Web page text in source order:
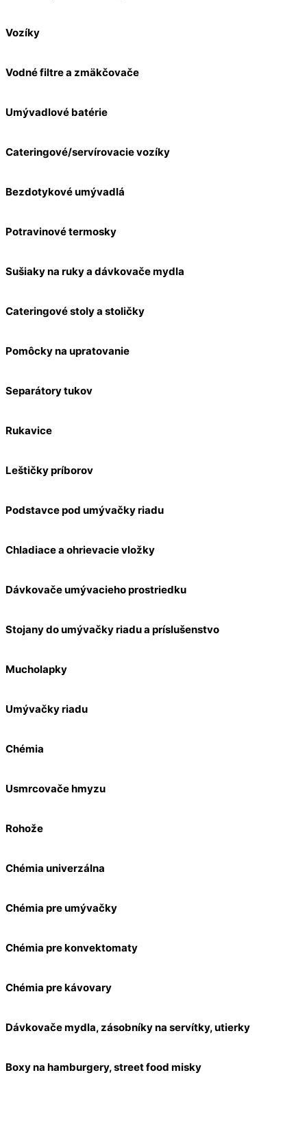
Vozíky
Vodné filtre a zmäkčovače
Umývadlové batérie
Cateringové/servírovacie vozíky
Bezdotykové umývadlá
Potravinové termosky
Sušiaky na ruky a dávkovače mydla
Cateringové stoly a stoličky
Pomôcky na upratovanie
Separátory tukov
Rukavice
Leštičky príborov
Podstavce pod umývačky riadu
Chladiace a ohrievacie vložky
Dávkovače umývacieho prostriedku
Stojany do umývačky riadu a príslušenstvo
Mucholapky
Umývačky riadu
Chémia
Usmrcovače hmyzu
Rohože
Chémia univerzálna
Chémia pre umývačky
Chémia pre konvektomaty
Chémia pre kávovary
Dávkovače mydla, zásobníky na servítky, utierky
Boxy na hamburgery, street food misky